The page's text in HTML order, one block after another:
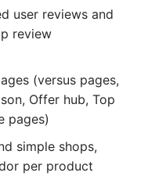
user reviews and
review
(versus pages,
Offer hub, Top
pages)
simple shops,
per product